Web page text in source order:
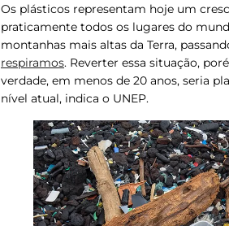
Os plásticos representam hoje um
praticamente todos os lugares do
montanhas mais altas da Terra,
respiramos. Reverter essa situação,
verdade, em menos de 20 anos, seria
nível atual, indica o UNEP.